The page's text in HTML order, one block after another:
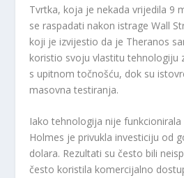
Tvrtka, koja je nekada vrijedila 9
se raspadati nakon istrage Wall
koji je izvijestio da je Theranos
koristio svoju vlastitu tehnologiju
s upitnom točnošću, dok su
masovna testiranja.
Iako tehnologija nije
Holmes je privukla investiciju od
dolara. Rezultati su često bili
često koristila komercijalno